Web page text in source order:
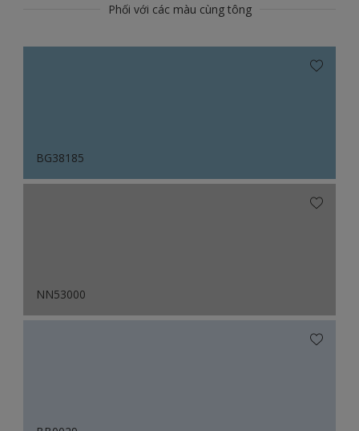
Phối với các màu cùng tông
BG38185
NN53000